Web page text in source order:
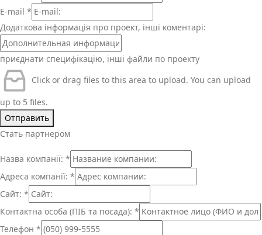
E-mail *
Додаткова інформація про проект, інші коментарі:
приєднати специфікацію, інші файли по проекту
Click or drag files to this area to upload. You can upload
up to 5 files.
Отправить
Стать партнером
Назва компанії: *
Адреса компанії: *
Сайт: *
Контактна особа (ПІБ та посада): *
Телефон *